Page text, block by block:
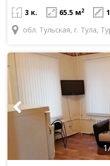
3 к. 65.5 м2
обл. Тульская, г. Тула,